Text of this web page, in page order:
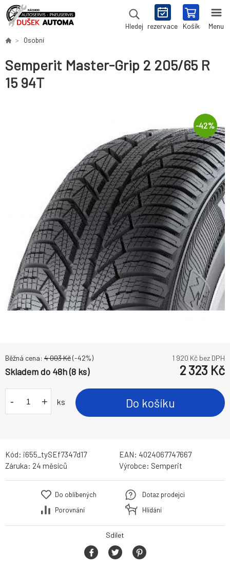
Hledej rezervace Košík Menu
Osobní
Semperit Master-Grip 2 205/65 R
15 94T
-42%
Běžná cena: 4 003Kč(-42%) 1 920 Kč bez DPH
Skladem do 48h (8 ks) 2 323 Kč
- + ks Do košíku
Kód: i655_tySEf7347d17 EAN: 4024067747667
Záruka: 24 měsíců Výrobce: Semperit
Do oblíbených
Porovnání
Dotaz prodejci
Hlídání
Sdílet